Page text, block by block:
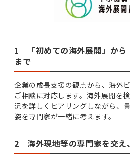
1 「初めての海外展開」から
まで
企業の成長支援の観点から、海外
ご相談に対応します。海外展開を
況を詳しくヒアリングしながら、
姿を専門家が一緒に考えます。
2 海外現地等の専門家を交え